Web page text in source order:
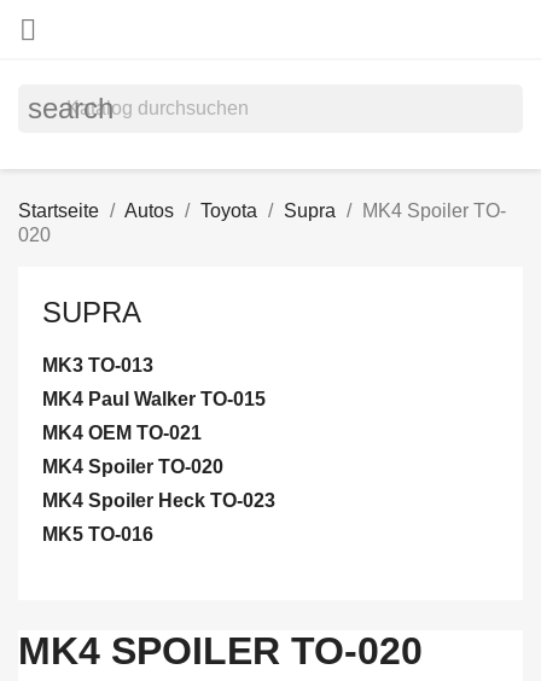

search
Startseite Autos Toyota Supra
MK4 Spoiler TO-
020
SUPRA
MK3 TO-013
MK4 Paul Walker TO-015
MK4 OEM TO-021
MK4 Spoiler TO-020
MK4 Spoiler Heck TO-023
MK5 TO-016
MK4 SPOILER TO-020